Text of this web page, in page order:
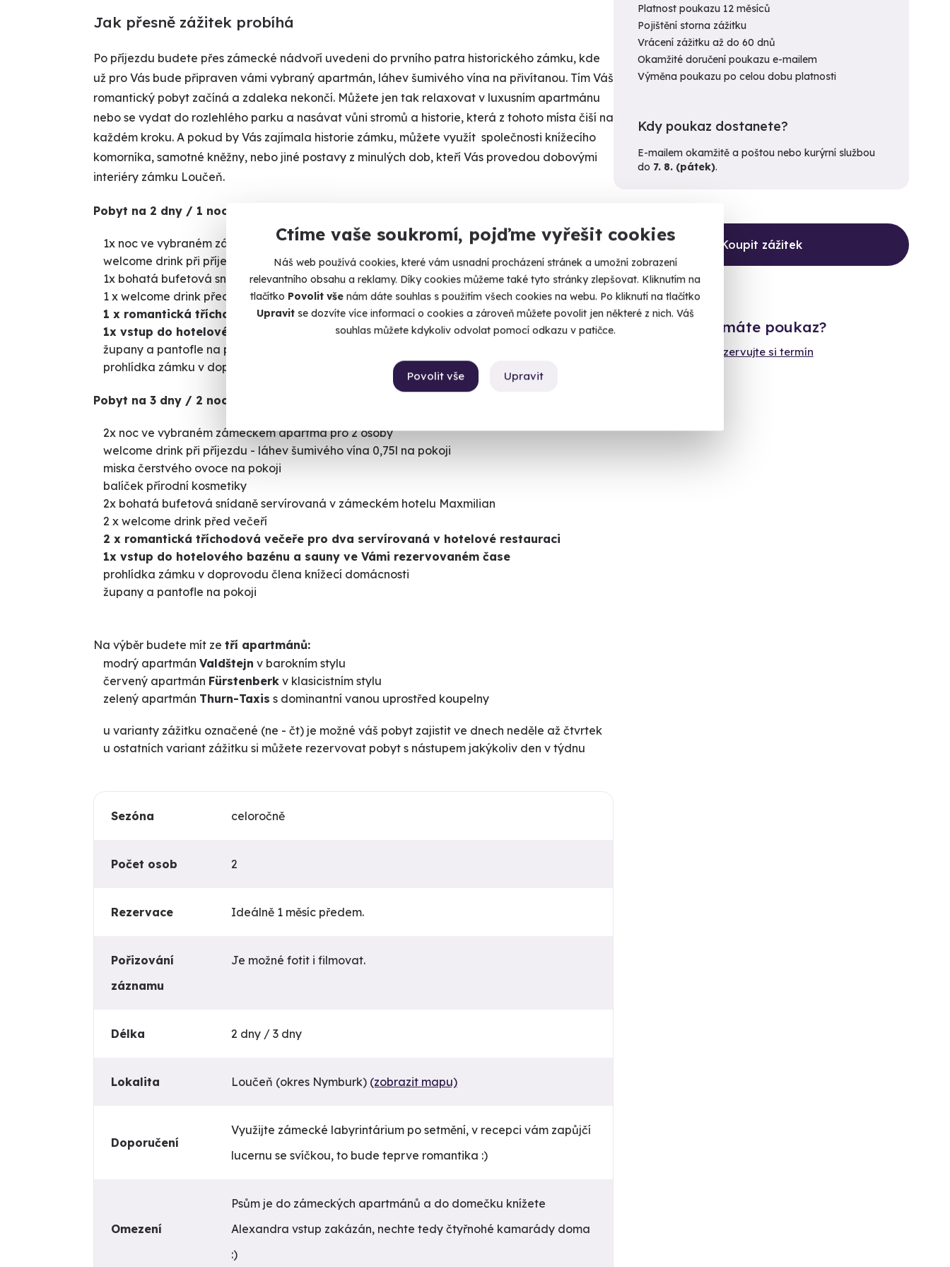
Ctíme vaše soukromí, pojďme vyřešit cookies
Náš web používá cookies, které vám usnadní procházení stránek a umožní zobrazení
relevantního obsahu a reklamy. Díky cookies můžeme také tyto stránky zlepšovat. Kliknutím na
tlačítko Povolit vše nám dáte souhlas s použitím všech cookies na webu. Po kliknutí na tlačítko
Upravitse dozvíte více informací o cookies a zároveň můžete povolit jen některé z nich. Váš
souhlas můžete kdykoliv odvolat pomocí odkazu v patičce.
Upravit
Povolit vše
Platnost poukazu 12 měsíců
Pojištění storna zážitku
Vrácení zážitku až do 60 dnů
Okamžité doručení poukazu e-mailem
Výměna poukazu po celou dobu platnosti
Kdy poukaz dostanete?
E-mailem okamžitě a poštou nebo kurýrní službou
do 7. 8. (pátek).
Koupit zážitek
Již máte poukaz?
Rezervujte si termín
Jak přesně zážitek probíhá
Po příjezdu budete přes zámecké nádvoří uvedeni do prvního patra historického zámku, kde
už pro Vás bude připraven vámi vybraný apartmán, láhev šumivého vína na přivítanou. Tím Váš
romantický pobyt začíná a zdaleka nekončí. Můžete jen tak relaxovat v luxusním apartmánu
nebo se vydat do rozlehlého parku a nasávat vůni stromů a historie, která z tohoto místa čiší na
každém kroku. A pokud by Vás zajímala historie zámku, můžete využít společnosti knížecího
komorníka, samotné kněžny, nebo jiné postavy z minulých dob, kteří Vás provedou dobovými
interiéry zámku Loučeň.
Pobyt na 2 dny / 1 noc obsahuje:
1x noc ve vybraném zámeckém apartmá pro 2 osoby
welcome drink při příjezdu - láhev šumivého vína 0,75l na pokoji
1x bohatá bufetová snídaně servírovaná v zámeckém hotelu Maxmilian
1 x welcome drink před večeří
1 x romantická tříchodová večeře pro dva, servírovaná v hotelové restauraci
1x vstup do hotelového bazénu a sauny ve Vámi rezervovaném čase
župany a pantofle na pokoji
prohlídka zámku v doprovodu člena knížecí domácnosti
Pobyt na 3 dny / 2 noci obsahuje:
2x noc ve vybraném zámeckém apartmá pro 2 osoby
welcome drink při příjezdu - láhev šumivého vína 0,75l na pokoji
miska čerstvého ovoce na pokoji
balíček přírodní kosmetiky
2x bohatá bufetová snídaně servírovaná v zámeckém hotelu Maxmilian
2 x welcome drink před večeří
2 x romantická tříchodová večeře pro dva servírovaná v hotelové restauraci
1x vstup do hotelového bazénu a sauny ve Vámi rezervovaném čase
prohlídka zámku v doprovodu člena knížecí domácnosti
župany a pantofle na pokoji
Na výběr budete mít ze tří apartmánů:
modrý apartmán Valdštejn v barokním stylu
červený apartmán Fürstenberkv klasicistním stylu
zelený apartmán Thurn-Taxis s dominantní vanou uprostřed koupelny
u varianty zážitku označené (ne - čt) je možné váš pobyt zajistit ve dnech neděle až čtvrtek
u ostatních variant zážitku si můžete rezervovat pobyt s nástupem jakýkoliv den v týdnu
Sezóna celoročně
Počet osob 2
Rezervace Ideálně 1 měsíc předem.
Pořizování
záznamu
Je možné fotit i filmovat.
Délka 2 dny / 3 dny
Lokalita Loučeň (okres Nymburk) (zobrazit mapu)
Doporučení
Využijte zámecké labyrintárium po setmění, v recepci vám zapůjčí
lucernu se svíčkou, to bude teprve romantika :)
Omezení
Psům je do zámeckých apartmánů a do domečku knížete
Alexandra vstup zakázán, nechte tedy čtyřnohé kamarády doma
:)